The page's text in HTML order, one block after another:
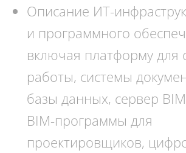
Описание ИТ-
и программного
включая платформу для
работы, системы
базы данных, сервер
BIM-программы для
проектировщиков,